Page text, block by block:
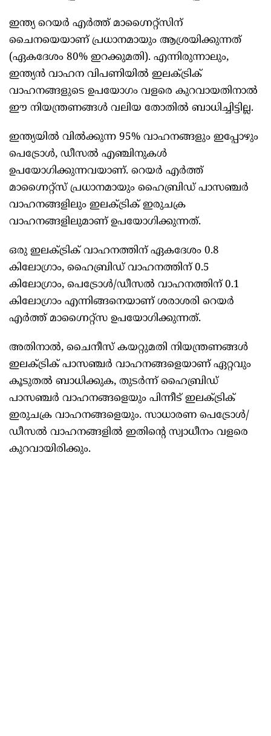
ഇന്ത്യ റെയര്‍ എര്‍ത്ത് മാഗ്നൈറ്റ്‌സിന്
ചൈനയെയാണ് പ്രധാനമായും ആശ്രയിക്കുന്നത്
(ഏകദേശം 80% ഇറക്കുമതി). എന്നിരുന്നാലും,
ഇന്ത്യന്‍ വാഹന വിപണിയില്‍ ഇലക്ട്രിക്
വാഹനങ്ങളുടെ ഉപയോഗം വളരെ കുറവായതിനാല്‍
ഈ നിയന്ത്രണങ്ങള്‍ വലിയ തോതില്‍ ബാധിച്ചിട്ടില്ല.
ഇന്ത്യയില്‍ വില്‍ക്കുന്ന 95% വാഹനങ്ങളും ഇപ്പോഴും
പെട്രോള്‍, ഡീസല്‍ എഞ്ചിനുകള്‍
ഉപയോഗിക്കുന്നവയാണ്. റെയര്‍ എര്‍ത്ത്
മാഗ്നൈറ്റ്‌സ് പ്രധാനമായും ഹൈബ്രിഡ് പാസഞ്ചര്‍
വാഹനങ്ങളിലും ഇലക്ട്രിക് ഇരുചക്ര
വാഹനങ്ങളിലുമാണ് ഉപയോഗിക്കുന്നത്.
ഒരു ഇലക്ട്രിക് വാഹനത്തിന് ഏകദേശം 0.8
കിലോഗ്രാം, ഹൈബ്രിഡ് വാഹനത്തിന് 0.5
കിലോഗ്രാം, പെട്രോള്‍/ഡീസല്‍ വാഹനത്തിന് 0.1
കിലോഗ്രാം എന്നിങ്ങനെയാണ് ശരാശരി റെയര്‍
എര്‍ത്ത് മാഗ്നൈറ്റ്‌സ ഉപയോഗിക്കുന്നത്.
അതിനാല്‍, ചൈനീസ് കയറ്റുമതി നിയന്ത്രണങ്ങള്‍
ഇലക്ട്രിക് പാസഞ്ചര്‍ വാഹനങ്ങളെയാണ് ഏറ്റവും
കൂടുതല്‍ ബാധിക്കുക, തുടര്‍ന്ന് ഹൈബ്രിഡ്
പാസഞ്ചര്‍ വാഹനങ്ങളെയും പിന്നീട് ഇലക്ട്രിക്
ഇരുചക്ര വാഹനങ്ങളെയും. സാധാരണ പെട്രോള്‍/
ഡീസല്‍ വാഹനങ്ങളില്‍ ഇതിന്റെ സ്വാധീനം വളരെ
കുറവായിരിക്കും.